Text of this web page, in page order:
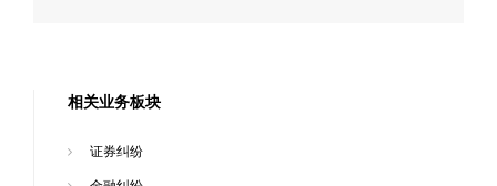
相关业务板块
证券纠纷